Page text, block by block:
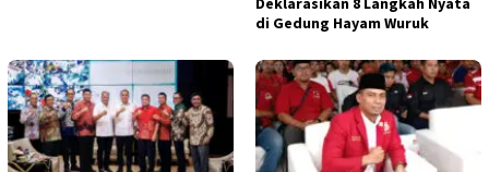
di Gedung Hayam Wuruk